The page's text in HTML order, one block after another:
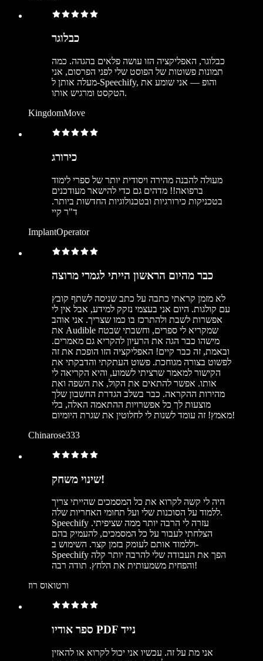
כבלוגר
כבלוגר, האפליקציה הזו עושה פלאים בהגהה. כמה
תמונות פשוטות של הפוסט שלי לפני הפרסום, אני
מעלה אותן ל-Speechify, והופ — אני שומע את
הטקסט ומרגיש אותו.
KingdomMove
כירורג
מעולה להבנה מהירה ויסודית יותר של ספרי לימוד
ברפואה!! מדהים גם כדי להישאר מעודכנים
בטכניקות כירורגיות ובטכנולוגיות החדשות ביותר.
ד"ר קיי
ImplantOperator
כבר מהיום הראשון הייתי לגמרי מרוצה
לא מזמן קראתי כתבה על כתב שניסה לשתף קובץ
עם קולגות. היום אני בעצמי נזקק למידע, אבל אין לי
אפשרות לשבת ולהתרכז בו כמו שצריך. אני אוהב
את Audible שמקריא לי ספרים, וחשבתי שבטח
מישהו כבר הגה את הרעיון להקריא גם מאמרים.
ובאמת, זה כבר קיים! האפליקציה הזו הופכת את זה
לפשוט בצורה מגוחכת. פשוט העתקתי והדבקתי את
הקישור למאמר שרציתי לשמוע, והיא הקריאה לי
אותו. אפשר להתאים את הקול, את השפה ואת
מהירות ההקראה. כבר בשלב הגדרת החשבון שלך
מוצעות לך כל אפשרויות ההתאמה האלה, בלי
מאמץ! זה עומד לשנות לי לחלוטין את שגרת היומיום!
Chinarose333
שינוי משחק!
היה לי קשה לקרוא את כל המסמכים שהייתי צריך
ללמוד על הסוכנות שלי ועל תחומי האחריות שלה.
Speechify עזרה לי הרבה יותר ממה שציפיתי.
הצלחתי לעבור על כל המסמכים, להעמיק בהם
וללמוד אותם לעומק בזמן קצר. השימוש ב-
Speechify הפך את העבודה שלי להרבה יותר קלה
והפחית משמעותית את הלחץ. תודה רבה!
ורטואוס רוז
ספר אודיו PDF נייד
אני מת על זה. עכשיו אני יכול לקרוא או להאזין